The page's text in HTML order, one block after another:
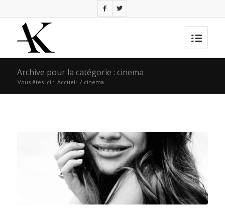
Archive pour la catégorie : cinema
Vous êtes ici : Accueil / cinema